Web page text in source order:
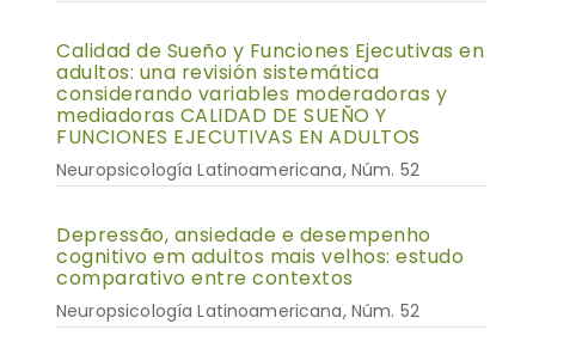
Calidad de Sueño y Funciones Ejecutivas en
adultos: una revisión sistemática
considerando variables moderadoras y
mediadoras CALIDAD DE SUEÑO Y
FUNCIONES EJECUTIVAS EN ADULTOS
Neuropsicología Latinoamericana, Núm. 52
Depressão, ansiedade e desempenho
cognitivo em adultos mais velhos: estudo
comparativo entre contextos
Neuropsicología Latinoamericana, Núm. 52